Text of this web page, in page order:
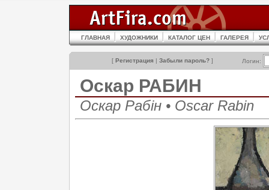
ГЛАВНАЯ ХУДОЖНИКИ КАТАЛОГ ЦЕН ГАЛЕРЕЯ
[ Регистрация | Забыли пароль? ] Логин:
Оскар РАБИН
Оскар Рабін • Oscar Rabin